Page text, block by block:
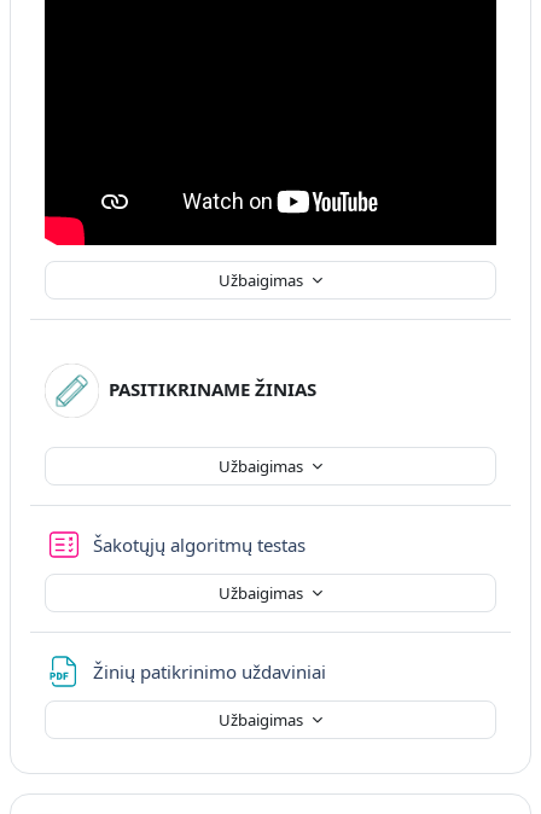
Užbaigimas
Užbaigimas
PASITIKRINAME ŽINIAS
Šakotųjų algoritmų testas
Užbaigimas
Žinių patikrinimo uždaviniai
Užbaigimas